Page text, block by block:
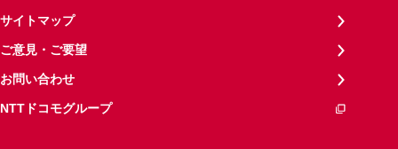
サイトマップ
ご意見・ご要望
お問い合わせ
NTTドコモグループ